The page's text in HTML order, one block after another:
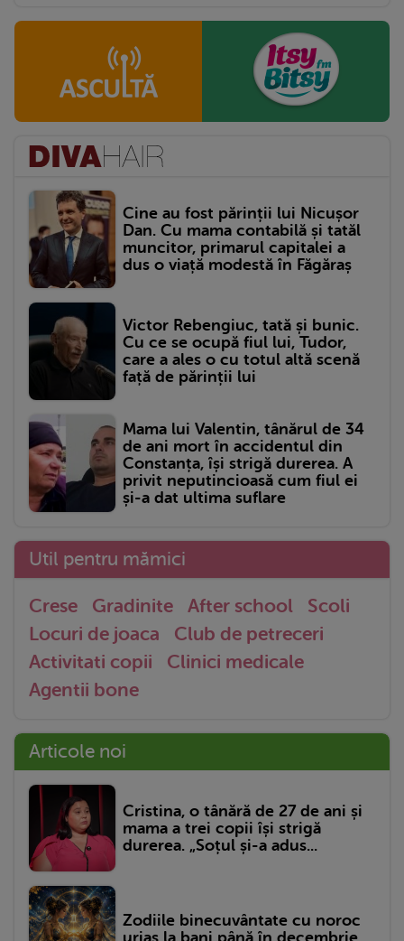
Cine au fost părinții lui Nicușor
Dan. Cu mama contabilă și tatăl
muncitor, primarul capitalei a
dus o viață modestă în Făgăraș
Victor Rebengiuc, tată și bunic.
Cu ce se ocupă fiul lui, Tudor,
care a ales o cu totul altă scenă
față de părinții lui
Mama lui Valentin, tânărul de 34
de ani mort în accidentul din
Constanța, își strigă durerea. A
privit neputincioasă cum fiul ei
și-a dat ultima suflare
Util pentru mămici
Crese Gradinite After school
Scoli
Locuri de joaca
Club de petreceri
Activitati copii
Clinici medicale
Agentii bone
Articole noi
Cristina, o tânără de 27 de ani și
mama a trei copii își strigă
durerea. „Soțul și-a adus...
Zodiile binecuvântate cu noroc